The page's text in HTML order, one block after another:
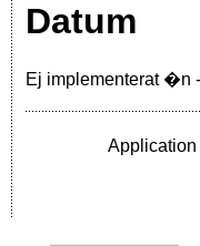
Datum
Ej implementerat �n
Application